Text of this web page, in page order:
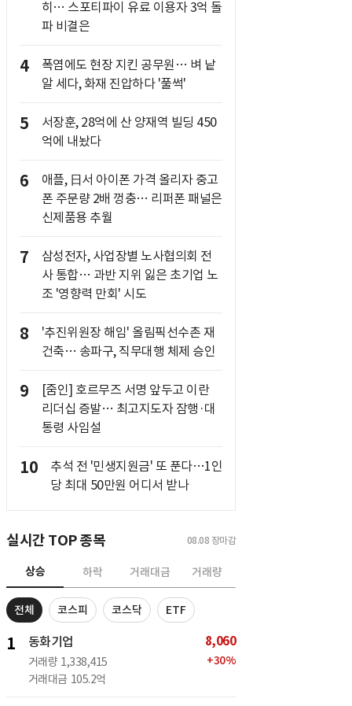
히… 스포티파이 유료 이용자 3억 돌
파 비결은
4
폭염에도 현장 지킨 공무원… 벼 낱
알 세다, 화재 진압하다 '풀썩'
5
서장훈, 28억에 산 양재역 빌딩 450
억에 내놨다
6
애플, 日서 아이폰 가격 올리자 중고
폰 주문량 2배 껑충… 리퍼폰 패널은
신제품용 추월
7
삼성전자, 사업장별 노사협의회 전
사 통합… 과반 지위 잃은 초기업 노
조 '영향력 만회' 시도
8
'추진위원장 해임' 올림픽선수촌 재
건축… 송파구, 직무대행 체제 승인
9
[줌인] 호르무즈 서명 앞두고 이란
리더십 증발… 최고지도자 잠행·대
통령 사임설
10
추석 전 '민생지원금' 또 푼다…1인
당 최대 50만원 어디서 받나
실시간 TOP 종목 08.08 장마감
상승 하락 거래대금 거래량
전체 코스피 코스닥 ETF
1 동화기업
거래량 1,338,415
거래대금 105.2억
8,060
+30%